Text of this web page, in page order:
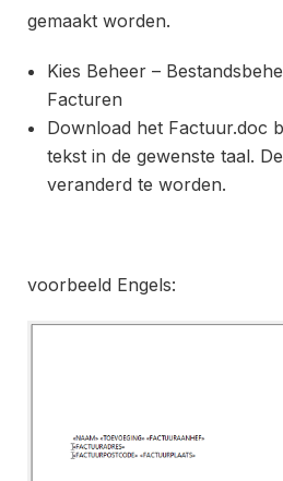
gemaakt worden.
Kies Beheer –
Facturen
Download het Factuur.doc
tekst in de gewenste taal.
veranderd te worden.
voorbeeld Engels: